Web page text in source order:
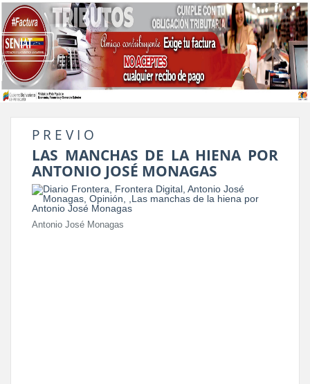
P R E V I O
LAS MANCHAS DE LA HIENA POR
ANTONIO JOSÉ MONAGAS
Antonio José Monagas